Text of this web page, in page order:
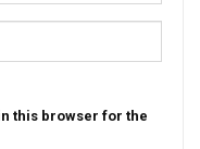
this browser for the